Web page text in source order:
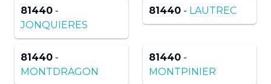
81440 -
JONQUIERES
81440 - LAUTREC
81440 -
MONTDRAGON
81440 -
MONTPINIER